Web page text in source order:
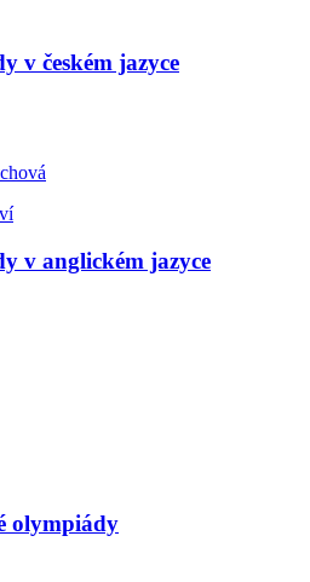
v českém jazyce
v anglickém jazyce
olympiády